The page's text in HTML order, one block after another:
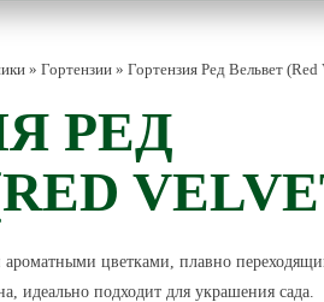
» Гортензии » Гортензия Ред Вельвет
РЕД
ароматными цветками, плавно
идеально подходит для украшения сада.